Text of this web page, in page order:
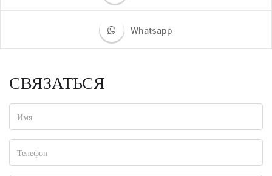
Whatsapp
СВЯЗАТЬСЯ